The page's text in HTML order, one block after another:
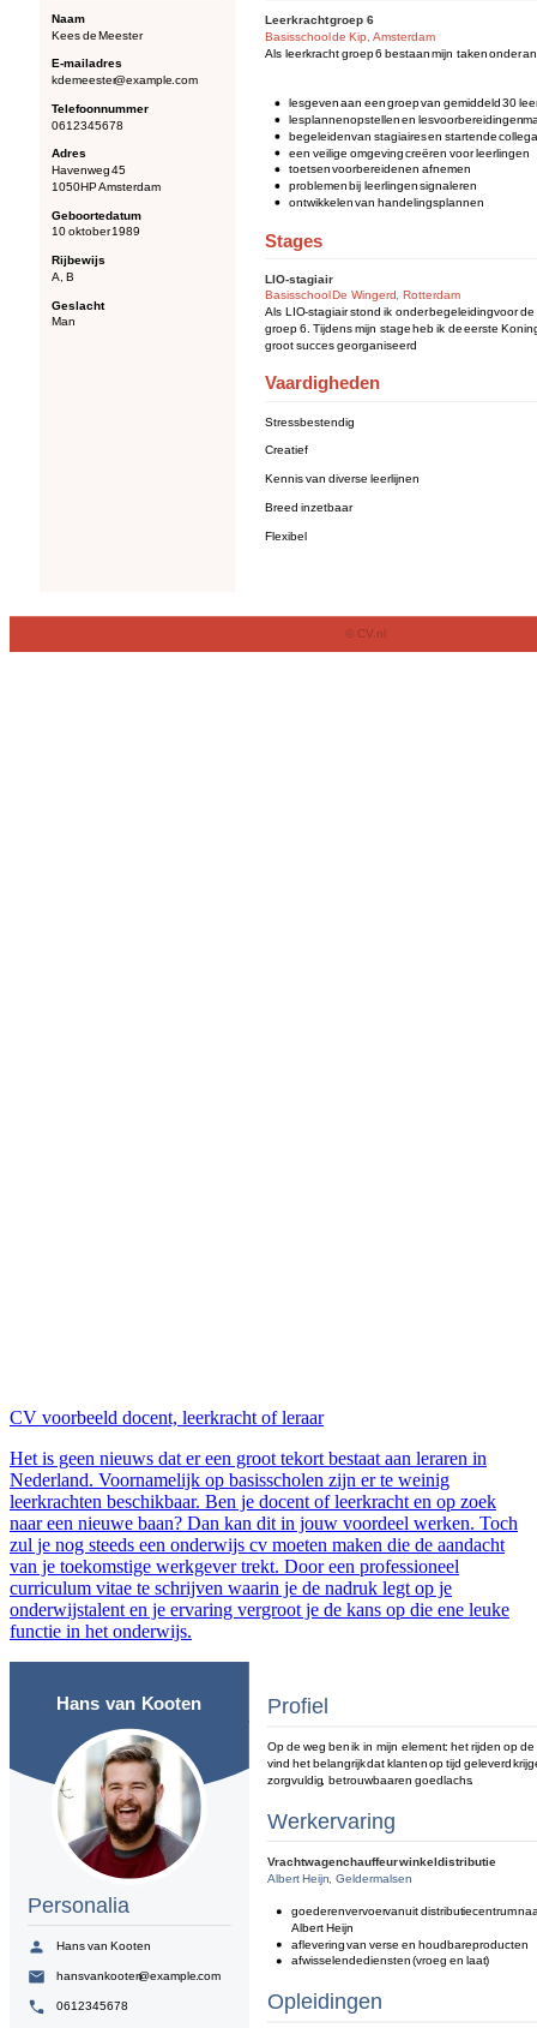
CV voorbeeld docent, leerkracht of leraar
Het is geen nieuws dat er een groot tekort bestaat aan leraren in
Nederland. Voornamelijk op basisscholen zijn er te weinig
leerkrachten beschikbaar. Ben je docent of leerkracht en op zoek
naar een nieuwe baan? Dan kan dit in jouw voordeel werken. Toch
zul je nog steeds een onderwijs cv moeten maken die de aandacht
van je toekomstige werkgever trekt. Door een professioneel
curriculum vitae te schrijven waarin je de nadruk legt op je
onderwijstalent en je ervaring vergroot je de kans op die ene leuke
functie in het onderwijs.